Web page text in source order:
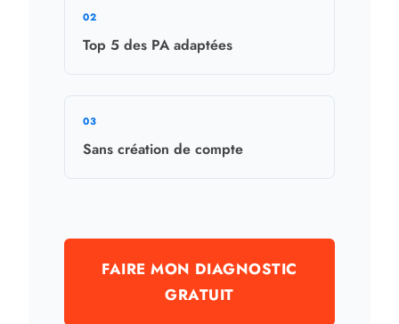
Top 5 des PA adaptées
Sans création de compte
FAIRE MON DIAGNOSTIC
GRATUIT